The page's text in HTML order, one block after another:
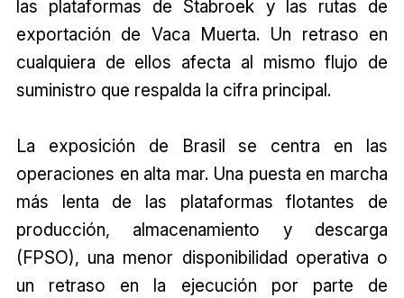
las plataformas de Stabroek y las rutas de
exportación de Vaca Muerta. Un retraso en
cualquiera de ellos afecta al mismo flujo de
suministro que respalda la cifra principal.
La exposición de Brasil se centra en las
operaciones en alta mar. Una puesta en marcha
más lenta de las plataformas flotantes de
producción, almacenamiento y descarga
(FPSO), una menor disponibilidad operativa o
un retraso en la ejecución por parte de